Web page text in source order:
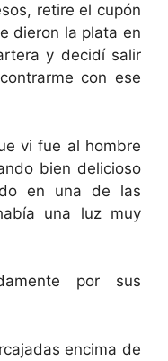
retire el cupón
dieron la plata en
y decidí salir
con ese
vi fue al hombre
bien delicioso
en una de las
una luz muy
por sus
encima de